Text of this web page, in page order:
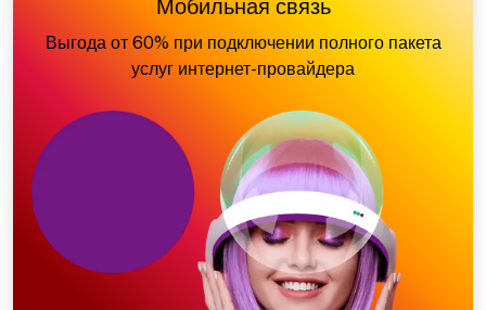
Мобильная связь
Выгода от 60% при подключении полного пакета
услуг интернет-провайдера